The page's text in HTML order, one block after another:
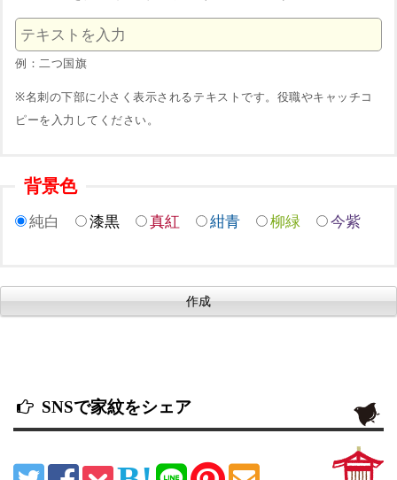
例：二つ国旗
※名刺の下部に小さく表示されるテキストです。役職やキャッチコ
ピーを入力してください。
背景色
純白 漆黒 真紅 紺青 柳緑 今紫
SNSで家紋をシェア